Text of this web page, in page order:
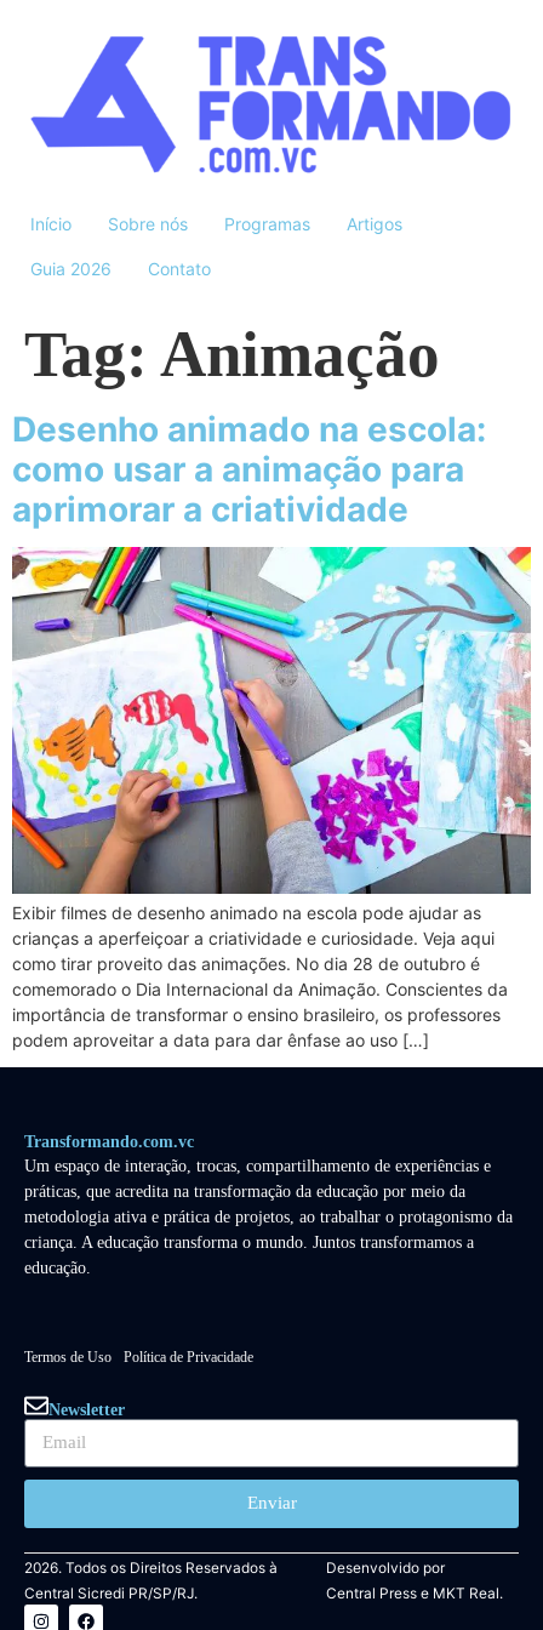
Início Sobre nós Programas Artigos
Guia 2026 Contato
Tag: Animação
Desenho animado na escola:
como usar a animação para
aprimorar a criatividade
Exibir filmes de desenho animado na escola pode ajudar as
crianças a aperfeiçoar a criatividade e curiosidade. Veja aqui
como tirar proveito das animações. No dia 28 de outubro é
comemorado o Dia Internacional da Animação. Conscientes da
importância de transformar o ensino brasileiro, os professores
podem aproveitar a data para dar ênfase ao uso […]
Transformando.com.vc
Um espaço de interação, trocas, compartilhamento de experiências e
práticas, que acredita na transformação da educação por meio da
metodologia ativa e prática de projetos, ao trabalhar o protagonismo da
criança. A educação transforma o mundo. Juntos transformamos a
educação.
Termos de Uso Política de Privacidade
Newsletter
Enviar
2026. Todos os Direitos Reservados à
Central Sicredi PR/SP/RJ.
Desenvolvido por
Central Presse MKT Real.